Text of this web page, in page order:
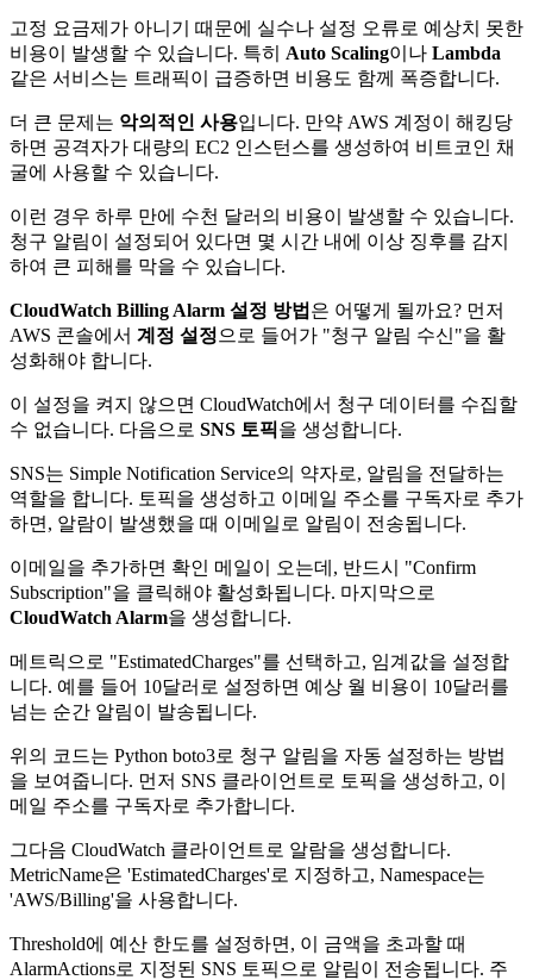
고정 요금제가 아니기 때문에 실수나 설정 오류로 예상치 못한
비용이 발생할 수 있습니다. 특히 Auto Scaling이나 Lambda
같은 서비스는 트래픽이 급증하면 비용도 함께 폭증합니다.
더 큰 문제는 악의적인 사용입니다. 만약 AWS 계정이 해킹당
하면 공격자가 대량의 EC2 인스턴스를 생성하여 비트코인 채
굴에 사용할 수 있습니다.
이런 경우 하루 만에 수천 달러의 비용이 발생할 수 있습니다.
청구 알림이 설정되어 있다면 몇 시간 내에 이상 징후를 감지
하여 큰 피해를 막을 수 있습니다.
CloudWatch Billing Alarm 설정 방법 은 어떻게 될까요? 먼저
AWS 콘솔에서 계정 설정으로 들어가 "청구 알림 수신"을 활
성화해야 합니다.
이 설정을 켜지 않으면 CloudWatch에서 청구 데이터를 수집할
수 없습니다. 다음으로 SNS 토픽을 생성합니다.
SNS는 Simple Notification Service의 약자로, 알림을 전달하는
역할을 합니다. 토픽을 생성하고 이메일 주소를 구독자로 추가
하면, 알람이 발생했을 때 이메일로 알림이 전송됩니다.
이메일을 추가하면 확인 메일이 오는데, 반드시 "Confirm
Subscription"을 클릭해야 활성화됩니다. 마지막으로
CloudWatch Alarm을 생성합니다.
메트릭으로 "EstimatedCharges"를 선택하고, 임계값을 설정합
니다. 예를 들어 10달러로 설정하면 예상 월 비용이 10달러를
넘는 순간 알림이 발송됩니다.
위의 코드는 Python boto3로 청구 알림을 자동 설정하는 방법
을 보여줍니다. 먼저 SNS 클라이언트로 토픽을 생성하고, 이
메일 주소를 구독자로 추가합니다.
그다음 CloudWatch 클라이언트로 알람을 생성합니다.
MetricName은 'EstimatedCharges'로 지정하고, Namespace는
'AWS/Billing'을 사용합니다.
Threshold에 예산 한도를 설정하면, 이 금액을 초과할 때
AlarmActions로 지정된 SNS 토픽으로 알림이 전송됩니다. 주